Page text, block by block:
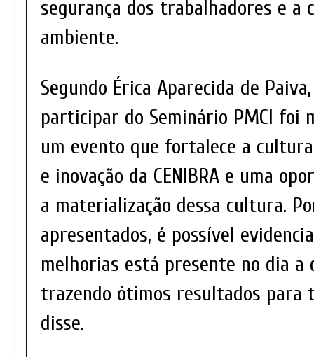
segurança dos trabalhadores e a
ambiente.
Segundo Érica Aparecida de
participar do Seminário PMCI foi
um evento que fortalece a
e inovação da CENIBRA e uma
a materialização dessa cultura.
apresentados, é possível
melhorias está presente no dia a
trazendo ótimos resultados para
disse.